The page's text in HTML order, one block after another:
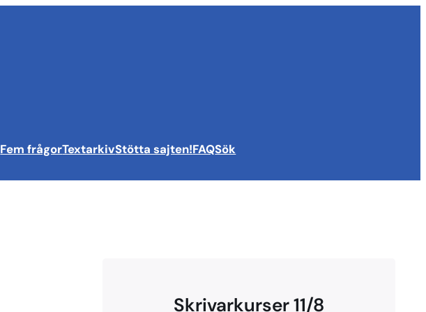
Fem frågorTextarkivStötta sajten!FAQSök
Skrivarkurser 11/8